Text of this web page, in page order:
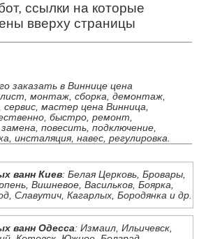
ссылки на которые
вверху страницы
заказать в Виннице цена
лист, монтаж, сборка, демонтаж,
сервис, мастер цена Винница,
быстро, ремонт,
повесить, подключение,
инсталяция, навес, регулировка.
ванн Киев: Белая Церковь, Бровары,
Вишневое, Васильков, Боярка,
Славутич, Кагарлых, Бородянка и др.
ванн Одесса: Измаил, Ильичевск,